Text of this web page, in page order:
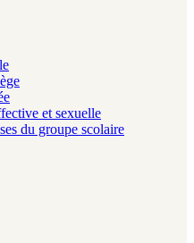
et sexuelle
du groupe scolaire